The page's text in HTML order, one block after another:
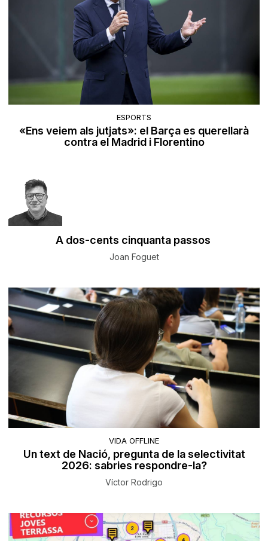
ESPORTS
«Ens veiem als jutjats»: el Barça es querellarà
contra el Madrid i Florentino
A dos-cents cinquanta passos
Joan Foguet
VIDA OFFLINE
Un text de Nació, pregunta de la selectivitat
2026: sabries respondre-la?
Víctor Rodrigo